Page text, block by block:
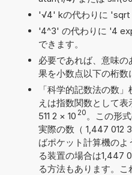
'√4' kの代わりに 'sqrt
'4^3' の代わりに '4
できます。
必要であれば、意味
果を小数点以下の桁数
「科学的記数法の数
えは指数関数として
511 2 × 10 20 。この形
実際の数（ 1,447 012
ばポケット計算機の
る装置の場合は1,447
る方法もあります。